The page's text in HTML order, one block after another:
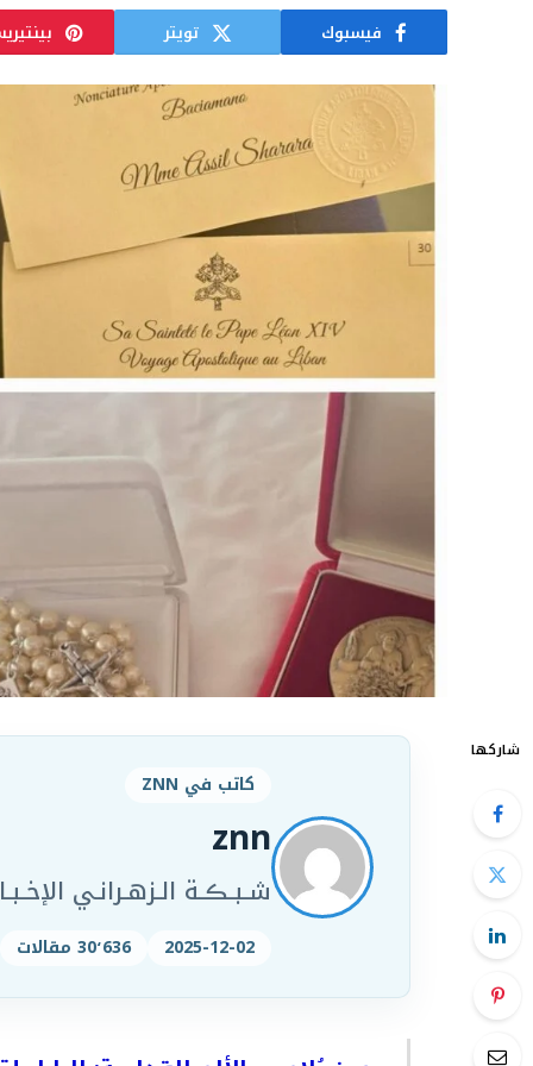
فيسبوك تويتر
شاركها
كاتب في ZNN
znn
شـبـڪـة الـزهـرانـي
2025-12-02 30٬636 مقالات